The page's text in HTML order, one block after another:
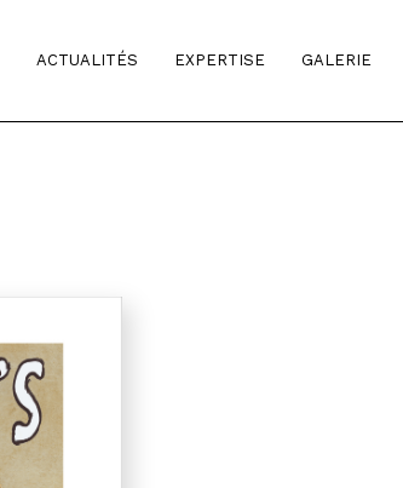
ACTUALITÉS EXPERTISE GALERIE